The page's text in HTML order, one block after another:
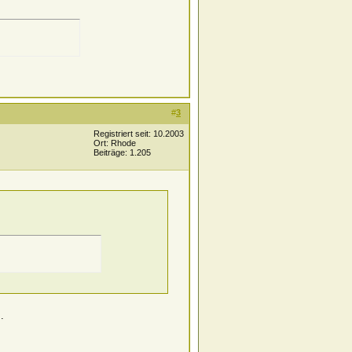
#3
Registriert seit: 10.2003
Ort: Rhode
Beiträge: 1.205